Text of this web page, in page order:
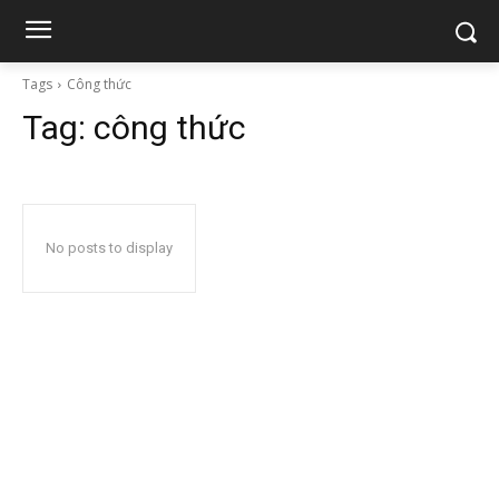
Tags Công thức
Tag: công thức
No posts to display